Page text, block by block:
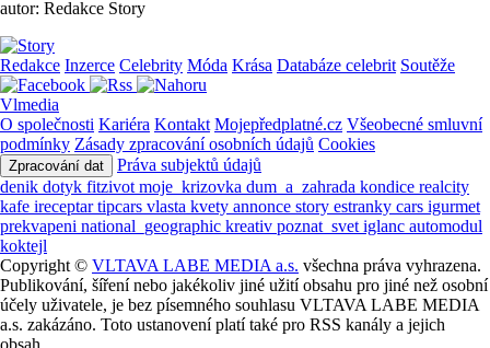
autor: Redakce Story
Redakce Inzerce Celebrity Móda Krása Databáze celebrit Soutěže
Vlmedia
O společnosti Kariéra Kontakt Mojepředplatné.cz Všeobecné smluvní
podmínky Zásady zpracování osobních údajů Cookies
Zpracování dat
Práva subjektů údajů
denik dotyk fitzivot moje_krizovka dum_a_zahrada kondice realcity
kafe ireceptartipcars vlasta kvety annonce story estranky cars igurmet
prekvapeni national_geographic kreativ poznat_svet iglanc automodul
koktejl
Copyright © VLTAVA LABE MEDIA a.s. všechna práva vyhrazena.
Publikování, šíření nebo jakékoliv jiné užití obsahu pro jiné než osobní
účely uživatele, je bez písemného souhlasu VLTAVA LABE MEDIA
a.s. zakázáno. Toto ustanovení platí také pro RSS kanály a jejich